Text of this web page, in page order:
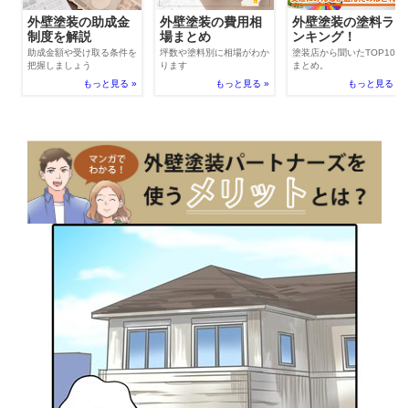
外壁塗装の助成金
制度を解説
助成金額や受け取る条件を
把握しましょう
もっと見る »
外壁塗装の費用相
場まとめ
坪数や塗料別に相場がわか
ります
もっと見る »
外壁塗装の塗料ラ
ンキング！
塗装店から聞いたTOP100
まとめ。
もっと見る »